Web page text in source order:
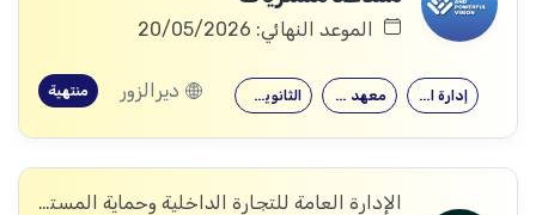
الموعد النهائي: 20/05/2026
الثانوية العامة معهد متوسط إدارة الأعمال ديرالزور منتهية
الإدارة العامة للتجارة الداخلية وحماية المستهلك